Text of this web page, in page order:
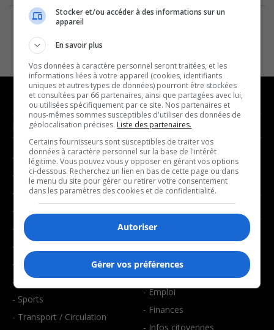
NOUVELLES
- Affaires municipales
- Communauté / Social
- Culture
- Économie
- Éducation
- Environnement
- Faits divers
- Santé et bien-être
- Sports
- Transport / Circulation
MUSIQUE
- Décompte franco
- Joué récemment
BALADOS
- Affaires
- Emploi
- Finances
- Infos citoyennes
Stocker et/ou accéder à des informations sur un
appareil
En savoir plus
Vos données à caractère personnel seront traitées, et les
informations liées à votre appareil (cookies, identifiants
uniques et autres types de données) pourront être stockées
et consultées par 66 partenaires, ainsi que partagées avec lui,
ou utilisées spécifiquement par ce site. Nos partenaires et
nous-mêmes sommes susceptibles d'utiliser des données de
géolocalisation précises. Liste des partenaires.
Certains fournisseurs sont susceptibles de traiter vos
données à caractère personnel sur la base de l'intérêt
légitime. Vous pouvez vous y opposer en gérant vos options
ci-dessous. Recherchez un lien en bas de cette page ou dans
le menu du site pour gérer ou retirer votre consentement
dans les paramètres des cookies et de confidentialité.
Autoriser
Gérer vos préférences